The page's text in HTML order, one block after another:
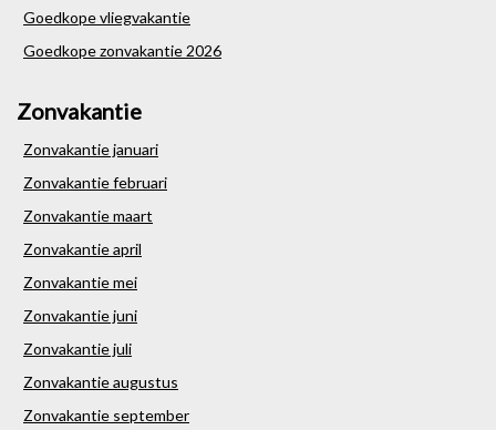
Goedkope vliegvakantie
Goedkope zonvakantie 2026
Zonvakantie
Zonvakantie januari
Zonvakantie februari
Zonvakantie maart
Zonvakantie april
Zonvakantie mei
Zonvakantie juni
Zonvakantie juli
Zonvakantie augustus
Zonvakantie september